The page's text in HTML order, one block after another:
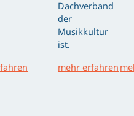
Dachverband
der
Musikkultur
ist.
mehr erfahren